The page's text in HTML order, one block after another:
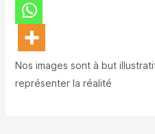
Nos images sont à but
représenter la réalité